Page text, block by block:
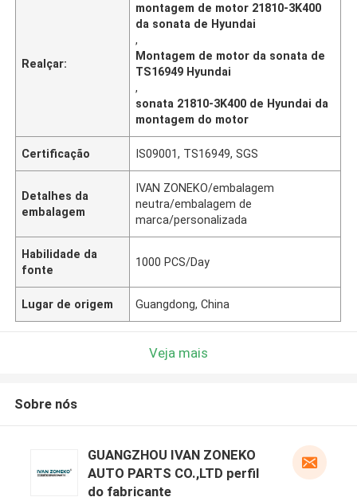
Realçar:
montagem de motor 21810-3K400
da sonata de Hyundai
,
Montagem de motor da sonata de
TS16949 Hyundai
,
sonata 21810-3K400 de Hyundai da
montagem do motor
Certificação IS09001, TS16949, SGS
Detalhes da
embalagem
IVAN ZONEKO/embalagem
neutra/embalagem de
marca/personalizada
Habilidade da
fonte
1000 PCS/Day
Lugar de origem Guangdong, China
Veja mais
Sobre nós
GUANGZHOU IVAN ZONEKO
AUTO PARTS CO.,LTD perfil
do fabricante